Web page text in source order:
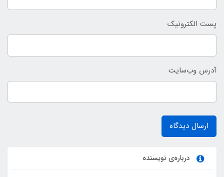
پست الکترونیک
آدرس وب‌سایت
ارسال دیدگاه
درباره‌ی نویسنده